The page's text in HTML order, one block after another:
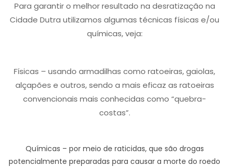
Para garantir o melhor resultado na desratização na
Cidade Dutra utilizamos algumas técnicas físicas e/ou
químicas, veja:
Físicas – usando armadilhas como ratoeiras, gaiolas,
alçapões e outros, sendo a mais eficaz as ratoeiras
convencionais mais conhecidas como “quebra-
costas”.
Químicas – por meio de raticidas, que são drogas
potencialmente preparadas para causar a morte do roedo